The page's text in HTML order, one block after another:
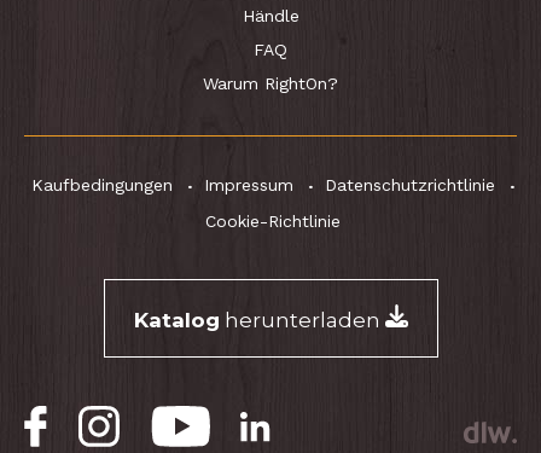
Händle
FAQ
Warum RightOn?
Kaufbedingungen Impressum
Datenschutzrichtlinie
Cookie-Richtlinie
Katalog herunterladen